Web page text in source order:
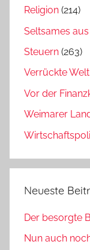
Religion (214)
Seltsames
Steuern (263)
Verrückte Welt
Vor der
Weimarer
Neueste
Der besorgte
Nun auch